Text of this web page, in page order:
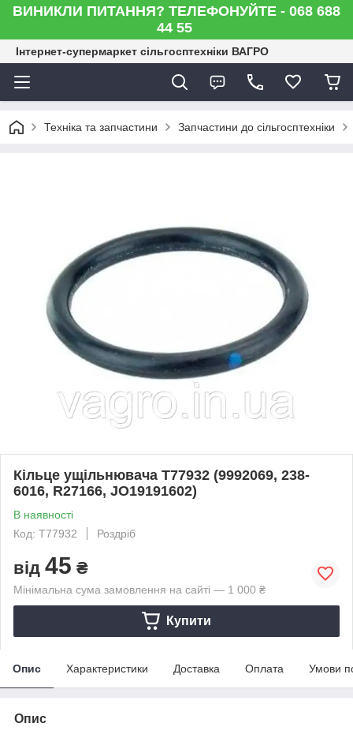
ВИНИКЛИ ПИТАННЯ? ТЕЛЕФОНУЙТЕ - 068 688
44 55
Інтернет-супермаркет сільгосптехніки ВАГРО
Техніка та запчастини Запчастини до сільгосптехніки
Кільце ущільнювача T77932 (9992069, 238-
6016, R27166, JO19191602)
В наявності
Код: T77932
Роздріб
від 45 ₴
Мінімальна сума замовлення на сайті — 1 000 ₴
Купити
Опис Характеристики Доставка Оплата Умови
Опис